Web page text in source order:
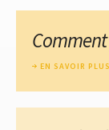
EN SAVOIR PLUS